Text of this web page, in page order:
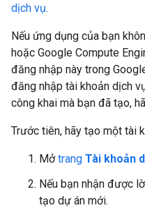
dịch vụ.
Nếu ứng dụng của bạn
hoặc Google Compute
đăng nhập này trong
đăng nhập tài khoản dịch
công khai mà bạn đã tạo,
Trước tiên, hãy tạo một tài
Mởtrang Tài khoản
Nếu bạn nhận được
tạo dự án mới.